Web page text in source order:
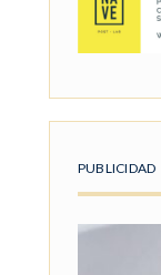
PUBLICIDAD